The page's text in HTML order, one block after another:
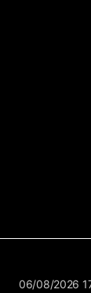
06/08/2026